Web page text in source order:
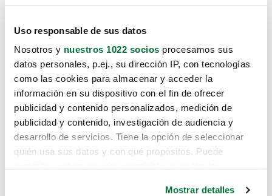
Uso responsable de sus datos
Nosotros y nuestros 1022 socios procesamos sus
datos personales, p.ej., su dirección IP, con tecnologías
como las cookies para almacenar y acceder la
información en su dispositivo con el fin de ofrecer
publicidad y contenido personalizados, medición de
publicidad y contenido, investigación de audiencia y
desarrollo de servicios. Tiene la opción de seleccionar
quién usa sus datos y con qué propósitos. Puede
Mostrar detalles
Lo sentimos, no sabemos como
te hemos traido hasta aquí.
Pero puedes encontrar el coche que estás
buscando en alguno de estos enlaces: